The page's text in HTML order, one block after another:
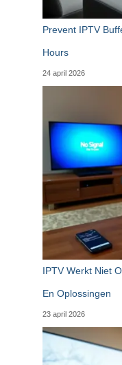
Prevent IPTV
Hours
24 april 2026
IPTV Werkt Niet
En Oplossingen
23 april 2026